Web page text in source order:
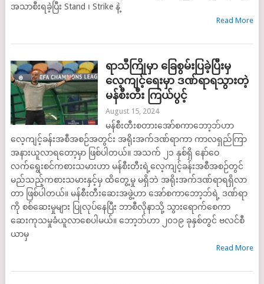
အသာစီးရခဲ့ပြီး Stand ၊ Strike နဲ့
Read More
ရာသီကြိုမှာ ခြေစွမ်းပြခဲ့ပြီးမှ
လေ့ကျင့်ရေးမှာ ဒဏ်ရာရသွားတဲ့
မန်စီးတီး ကြယ်ပွင့်
August 15, 2024
မန်စီးတီးစတားအော်စကာဘော့ဘ်ဟာ
လေ့ကျင့်ခန်းအစီအစဉ်အတွင်း အရိုးအက်ဒဏ်ရာကာ ကာလရှည်ကြာ
အနားယူလာရတော့မှာ ဖြစ်ပါတယ်။ အသက် ၂၁ နှစ်ရှိ နော်ဝေ
လက်ရွေးစင်ကစားသမားဟာ မန်စီးတီးရဲ့လေ့ကျင့်ခန်းအစီအစဉ်တွင်
မည်သည့်ကစားသမားနှင့်မှ ထိတွေ့မှု မရှိဘဲ အရိုးအက်ဒဏ်ရာရရှိလာ
တာ ဖြစ်ပါတယ်။ မန်စီးတီးဆေးအဖွဲ့ဟာ အော်စကာဘော့ဘ်ရဲ့ ဒဏ်ရာ
ကို စစ်ဆေးမှုများ ပြုလုပ်နေပြီး ဘာစီလိုနာသို့ သွားရောက်စေကာ
ဆေးကုသမှုခံယူလာစေပါမယ်။ ဘော့ဘ်ဟာ ၂၀၁၉ ခုနှစ်တွင် ဗလင်စီ
ယာမှ
Read More